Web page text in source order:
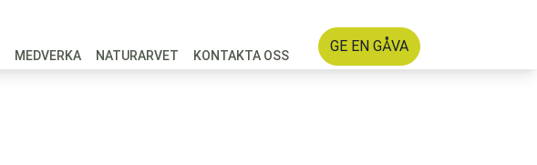
MEDVERKA NATURARVET KONTAKTA OSS
GE EN GÅVA